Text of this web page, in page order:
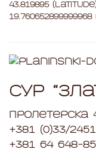
43.819895
СУР
Пролетерска
+381 (0)33/
+381 64 648-